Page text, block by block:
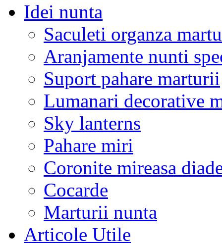
Idei nunta
Saculeti organza
Aranjamente nunti
Suport pahare marturii
Lumanari decorative
Sky lanterns
Pahare miri
Coronite mireasa
Cocarde
Marturii nunta
Articole Utile